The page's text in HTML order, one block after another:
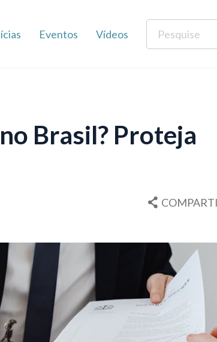
Eventos Vídeos
Brasil? Proteja